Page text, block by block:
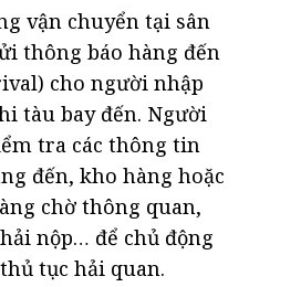
vận chuyển tại sân
thông báo hàng đến
cho người nhập
tàu bay đến. Người
tra các thông tin
đến, kho hàng hoặc
chờ thông quan,
nộp… để chủ động
tục hải quan.